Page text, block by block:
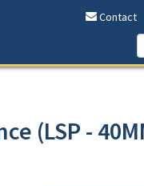
Contact
(LSP -